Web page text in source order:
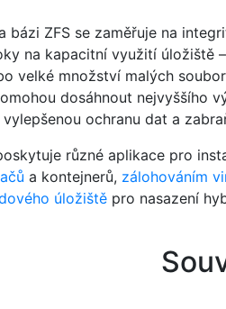
bázi ZFS se zaměřuje na
na kapacitní využití úložiště
velké množství malých
dosáhnout nejvyššího
ochranu dat a
různé aplikace pro
a kontejnerů, zálohováním
úložiště pro nasazení